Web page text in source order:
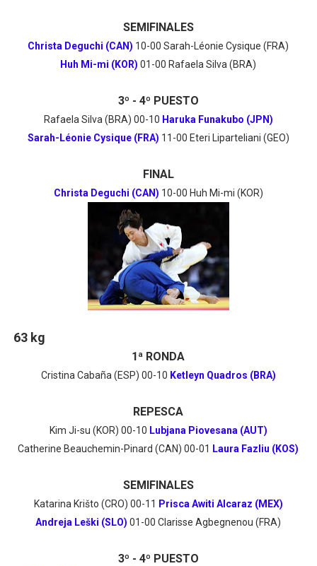
SEMIFINALES
Christa Deguchi (CAN) 10-00 Sarah-Léonie Cysique (FRA)
Huh Mi-mi (KOR) 01-00 Rafaela Silva (BRA)
3º - 4º PUESTO
Rafaela Silva (BRA) 00-10 Haruka Funakubo (JPN)
Sarah-Léonie Cysique (FRA) 11-00 Eteri Liparteliani (GEO)
FINAL
Christa Deguchi (CAN) 10-00 Huh Mi-mi (KOR)
63 kg
1ª RONDA
Cristina Cabaña (ESP) 00-10 Ketleyn Quadros (BRA)
REPESCA
Kim Ji-su (KOR) 00-10 Lubjana Piovesana (AUT)
Catherine Beauchemin-Pinard (CAN) 00-01 Laura Fazliu (KOS)
SEMIFINALES
Katarina Krišto (CRO) 00-11 Prisca Awiti Alcaraz (MEX)
Andreja Leški (SLO) 01-00 Clarisse Agbegnenou (FRA)
3º - 4º PUESTO